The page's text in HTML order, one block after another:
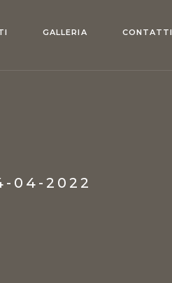
GALLERIA CONTATTI
04-2022